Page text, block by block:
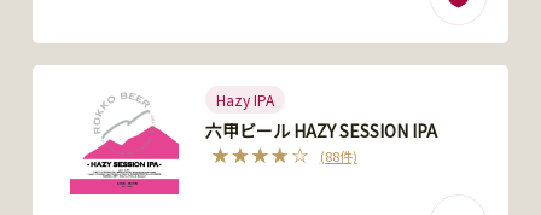
Hazy IPA
六甲ビール HAZY SESSION IPA
(88件)